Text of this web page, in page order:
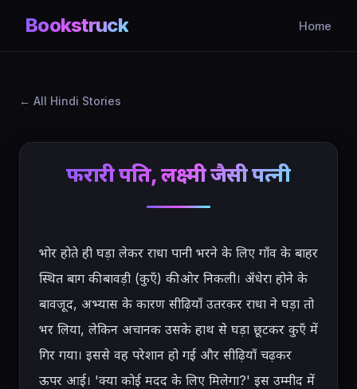
Bookstruck Home
All Hindi Stories
फरारी पति, लक्ष्मी जैसी पत्नी
भोर होते ही घड़ा लेकर राधा पानी भरने के लिए गाँव के बाहर
स्थित बाग की बावड़ी (कुएँ) की ओर निकली। अँधेरा होने के
बावजूद, अभ्यास के कारण सीढ़ियाँ उतरकर राधा ने घड़ा तो
भर लिया, लेकिन अचानक उसके हाथ से घड़ा छूटकर कुएँ में
गिर गया। इससे वह परेशान हो गई और सीढ़ियाँ चढ़कर
ऊपर आई। 'क्या कोई मदद के लिए मिलेगा?' इस उम्मीद में